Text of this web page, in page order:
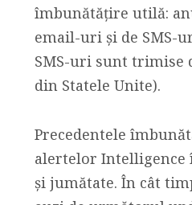
îmbunătățire utilă:
email-uri și de SMS-
SMS-uri sunt
din Statele Unite).
Precedentele
alertelor Intelligence
și jumătate. În cât